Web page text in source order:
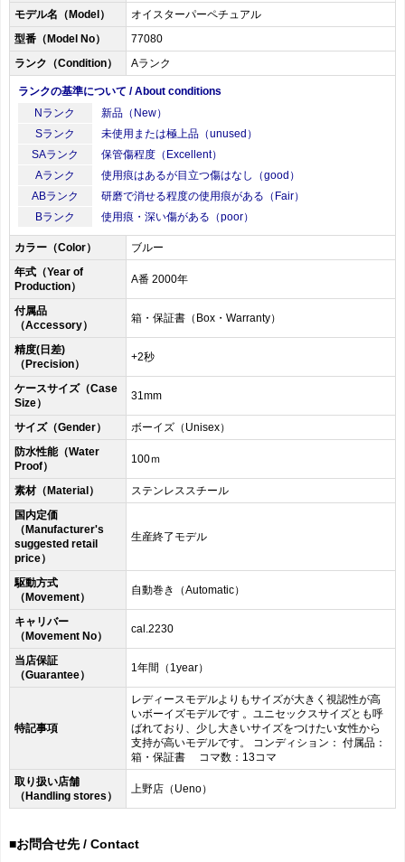
モデル名（Model）
オイスターパーペチュアル
型番（Model No）
77080
ランク（Condition）
Aランク
ランクの基準について / About conditions
Nランク
新品（New）
Sランク
未使用または極上品（unused）
SAランク
保管傷程度（Excellent）
Aランク
使用痕はあるが目立つ傷はなし（good）
ABランク
研磨で消せる程度の使用痕がある（Fair）
Bランク
使用痕・深い傷がある（poor）
カラー（Color）
ブルー
年式（Year of
Production）
A番 2000年
付属品
（Accessory）
箱・保証書（Box・Warranty）
精度(日差)
（Precision）
+2秒
ケースサイズ（Case
Size）
31mm
サイズ（Gender）
ボーイズ（Unisex）
防水性能（Water
Proof）
100ｍ
素材（Material）
ステンレススチール
国内定価
（Manufacturer's
suggested retail
price）
生産終了モデル
駆動方式
（Movement）
自動巻き（Automatic）
キャリバー
（Movement No）
cal.2230
当店保証
（Guarantee）
1年間（1year）
特記事項
レディースモデルよりもサイズが大きく視認性が高
いボーイズモデルです 。ユニセックスサイズとも呼
ばれており、少し大きいサイズをつけたい女性から
支持が高いモデルです。 コンディション： 付属品：
箱・保証書 コマ数：13コマ
取り扱い店舗
（Handling stores）
上野店（Ueno）
■お問合せ先 / Contact